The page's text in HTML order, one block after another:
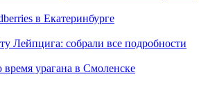
в Екатеринбурге
Лейпцига: собрали все подробности
урагана в Смоленске